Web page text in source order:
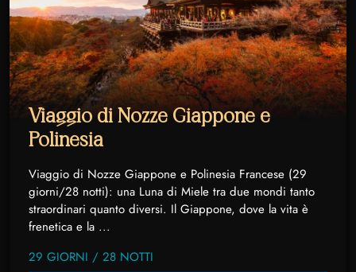
Viaggio di Nozze Giappone e
Polinesia
Viaggio di Nozze Giappone e Polinesia Francese (29
giorni/28 notti): una Luna di Miele tra due mondi tanto
straordinari quanto diversi. Il Giappone, dove la vita è
frenetica e la ...
29 GIORNI / 28 NOTTI